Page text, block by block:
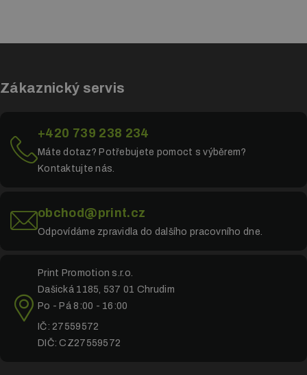
nás neváhejte kontaktovat na telefonním čísle+420 739 238
Zákaznický servis
+420 739 238 234
Máte dotaz? Potřebujete pomoct s výběrem?
Kontaktujte nás.
obchod@print.cz
Odpovídáme zpravidla do dalšího pracovního dne.
Print Promotion s.r.o.
Dašická 1185, 537 01 Chrudim
Po - Pá 8:00 - 16:00
IČ: 27559572
DIČ: CZ27559572